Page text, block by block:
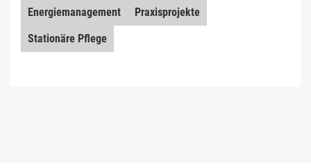
Energiemanagement
Praxisprojekte
Stationäre Pflege